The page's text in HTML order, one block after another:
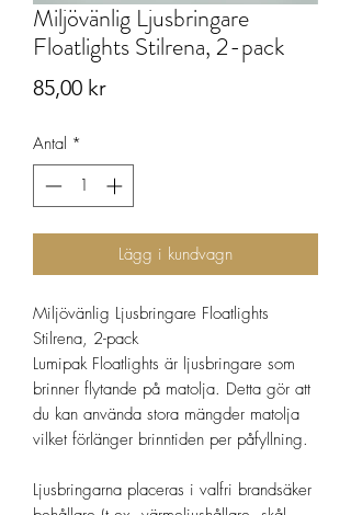
Miljövänlig Ljusbringare
Floatlights Stilrena, 2-pack
85,00 krPris
Antal *
Lägg i kundvagn
Miljövänlig Ljusbringare Floatlights
Stilrena, 2-pack
Lumipak Floatlights är ljusbringare som
brinner flytande på matolja. Detta gör att
du kan använda stora mängder matolja
vilket förlänger brinntiden per påfyllning.
Ljusbringarna placeras i valfri brandsäker